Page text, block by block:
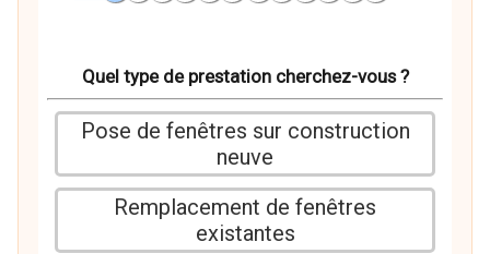
Quel type de prestation cherchez-vous ?
Pose de fenêtres sur construction
neuve
Remplacement de fenêtres
existantes